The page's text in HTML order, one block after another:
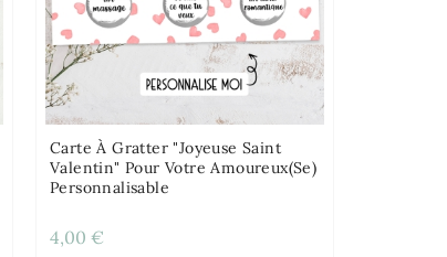
Carte À Gratter "Joyeuse Saint
Valentin" Pour Votre Amoureux(se)
Personnalisable
4,00 €